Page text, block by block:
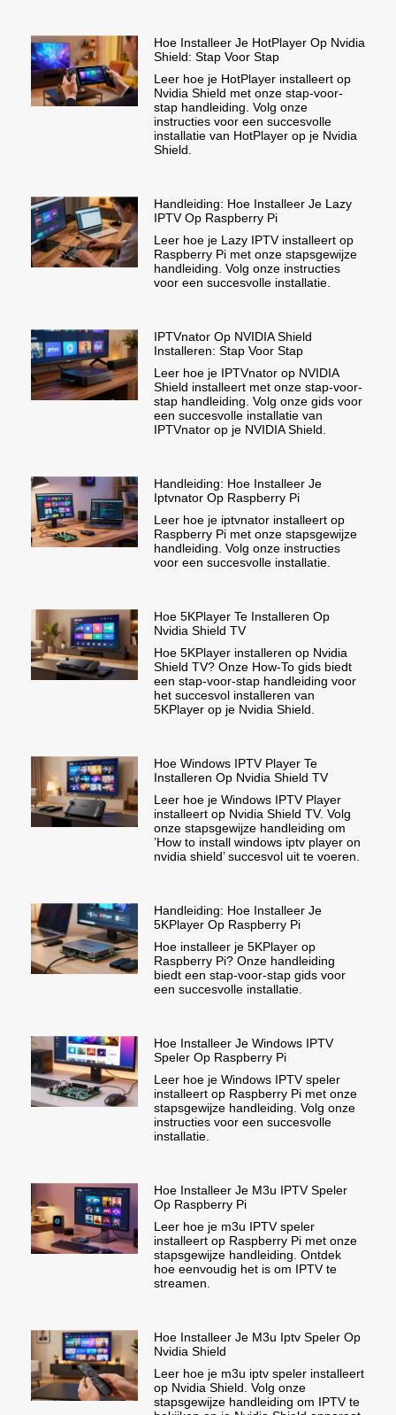
Hoe Installeer Je HotPlayer Op Nvidia
Shield: Stap Voor Stap
Leer hoe je HotPlayer installeert op
Nvidia Shield met onze stap-voor-
stap handleiding. Volg onze
instructies voor een succesvolle
installatie van HotPlayer op je Nvidia
Shield.
Handleiding: Hoe Installeer Je Lazy
IPTV Op Raspberry Pi
Leer hoe je Lazy IPTV installeert op
Raspberry Pi met onze stapsgewijze
handleiding. Volg onze instructies
voor een succesvolle installatie.
IPTVnator Op NVIDIA Shield
Installeren: Stap Voor Stap
Leer hoe je IPTVnator op NVIDIA
Shield installeert met onze stap-voor-
stap handleiding. Volg onze gids voor
een succesvolle installatie van
IPTVnator op je NVIDIA Shield.
Handleiding: Hoe Installeer Je
Iptvnator Op Raspberry Pi
Leer hoe je iptvnator installeert op
Raspberry Pi met onze stapsgewijze
handleiding. Volg onze instructies
voor een succesvolle installatie.
Hoe 5KPlayer Te Installeren Op
Nvidia Shield TV
Hoe 5KPlayer installeren op Nvidia
Shield TV? Onze How-To gids biedt
een stap-voor-stap handleiding voor
het succesvol installeren van
5KPlayer op je Nvidia Shield.
Hoe Windows IPTV Player Te
Installeren Op Nvidia Shield TV
Leer hoe je Windows IPTV Player
installeert op Nvidia Shield TV. Volg
onze stapsgewijze handleiding om
’How to install windows iptv player on
nvidia shield’ succesvol uit te voeren.
Handleiding: Hoe Installeer Je
5KPlayer Op Raspberry Pi
Hoe installeer je 5KPlayer op
Raspberry Pi? Onze handleiding
biedt een stap-voor-stap gids voor
een succesvolle installatie.
Hoe Installeer Je Windows IPTV
Speler Op Raspberry Pi
Leer hoe je Windows IPTV speler
installeert op Raspberry Pi met onze
stapsgewijze handleiding. Volg onze
instructies voor een succesvolle
installatie.
Hoe Installeer Je M3u IPTV Speler
Op Raspberry Pi
Leer hoe je m3u IPTV speler
installeert op Raspberry Pi met onze
stapsgewijze handleiding. Ontdek
hoe eenvoudig het is om IPTV te
streamen.
Hoe Installeer Je M3u Iptv Speler Op
Nvidia Shield
Leer hoe je m3u iptv speler installeert
op Nvidia Shield. Volg onze
stapsgewijze handleiding om IPTV te